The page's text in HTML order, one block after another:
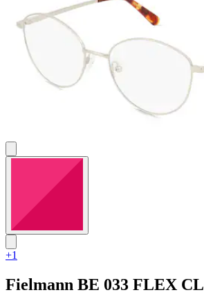
Bewertungen
+1
Fielmann BE 033 FLEX CL